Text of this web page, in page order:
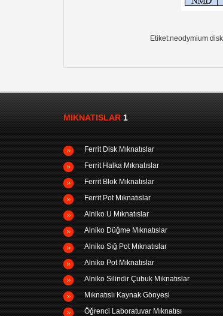
Etiket:neodymium
MIKNATISLAR1
Ferrit Disk Mıknatıslar
Ferrit Halka Mıknatıslar
Ferrit Blok Mıknatıslar
Ferrit Pot Mıknatıslar
Alniko U Mıknatıslar
Alniko Düğme Mıknatıslar
Alniko Sığ Pot Mıknatıslar
Alniko Pot Mıknatıslar
Alniko Silindir Çubuk Mıknatıslar
Mıknatıslı Kaynak Gönyesi
Öğrenci Laboratuvar Mıknatısı